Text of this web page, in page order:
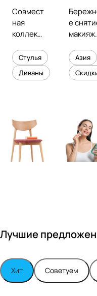
Совмест
ная
коллекц
предмет
ным
дизайне
Турским
Стулья
Диваны
е
увлажне
ние
кожи
Азия
Лучшие
Хит Советуем